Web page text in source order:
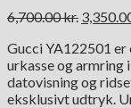
6,700.00kr. Den
pris
var:
Gucci YA122501 er
urkasse og armring
datovisning og
eksklusivt udtryk.